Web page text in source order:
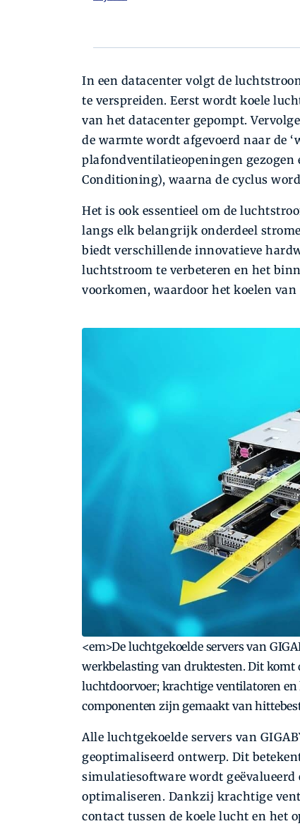
In een datacenter volgt de
te verspreiden. Eerst wordt koele
van het datacenter gepompt.
de warmte wordt afgevoerd naar de
plafondventilatieopeningen gezogen
Conditioning), waarna de cyclus
Het is ook essentieel om de
langs elk belangrijk onderdeel
biedt verschillende innovatieve
luchtstroom te verbeteren en het
voorkomen, waardoor het koelen
<em>De luchtgekoelde servers van
werkbelasting van druktesten. Dit komt
luchtdoorvoer; krachtige ventilatoren
componenten zijn gemaakt van
Alle luchtgekoelde servers van
geoptimaliseerd ontwerp. Dit
simulatiesoftware wordt
optimaliseren. Dankzij krachtige
contact tussen de koele lucht en het